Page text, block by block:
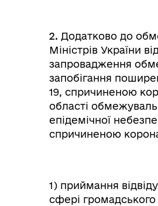
2. Додатково до
Міністрів України
запровадження
запобігання
19, спричиненою
області
епідемічної
спричиненою
1) приймання
сфері громадського